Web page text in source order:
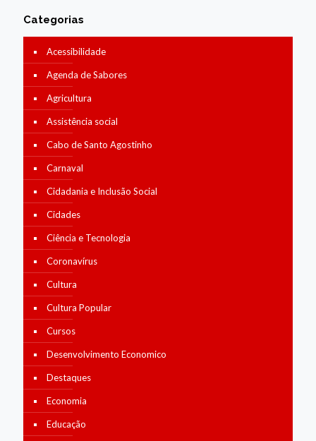
Categorias
Acessibilidade
Agenda de Sabores
Agricultura
Assistência social
Cabo de Santo Agostinho
Carnaval
Cidadania e Inclusão Social
Cidades
Ciência e Tecnologia
Coronavírus
Cultura
Cultura Popular
Cursos
Desenvolvimento Economico
Destaques
Economia
Educação